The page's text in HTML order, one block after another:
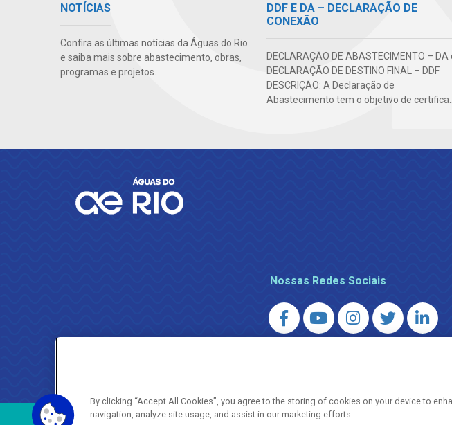
NOTÍCIAS
Confira as últimas notícias da Águas do Rio
e saiba mais sobre abastecimento, obras,
programas e projetos.
DDF E DA – DECLARAÇÃO DE
CONEXÃO
DECLARAÇÃO DE ABASTECIMENTO – DA
DECLARAÇÃO DE DESTINO FINAL – DDF
DESCRIÇÃO: A Declaração de
Abastecimento tem o objetivo de certifica...
Nossas Redes Sociais
AGENERSA – Agência Reguladora de
By clicking “Accept All Cookies”, you agree to the storing of cookies on your device to
navigation, analyze site usage, and assist in our marketing efforts.